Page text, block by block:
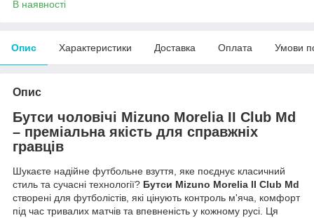
В наявності
Опис Характеристики Доставка Оплата Умови
Опис
Бутси чоловічі Mizuno Morelia II Club Md
– преміальна якість для справжніх
гравців
Шукаєте надійне футбольне взуття, яке поєднує класичний
стиль та сучасні технології? Бутси Mizuno Morelia II Club Md
створені для футболістів, які цінують контроль м'яча, комфорт
під час тривалих матчів та впевненість у кожному русі. Ця